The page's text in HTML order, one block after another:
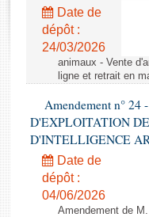
Rapports législatifs
Rapports sur
Baromètre de
Dossiers législatifs
Budget et sécurité
Questions écrites et
Comptes rendus des
Date de
dépôt :
24/03/2026
animaux - Vente
ligne et retrait en
Amendement n°
D'EXPLOITATION
D'INTELLIGENCE
Date de
dépôt :
04/06/2026
Amendement de